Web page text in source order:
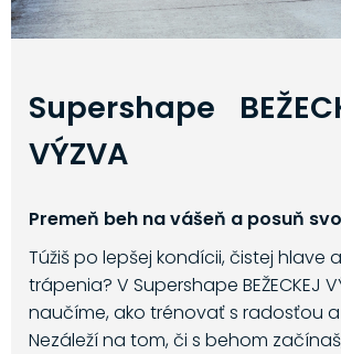
Supershape
VÝZVA
Premeň beh na vášeň a posuň
Túžiš po lepšej kondícii, čistej hlave
trápenia? V Supershape BEŽECKEJ
naučíme, ako trénovať s radosťou
Nezáleží na tom, či s behom